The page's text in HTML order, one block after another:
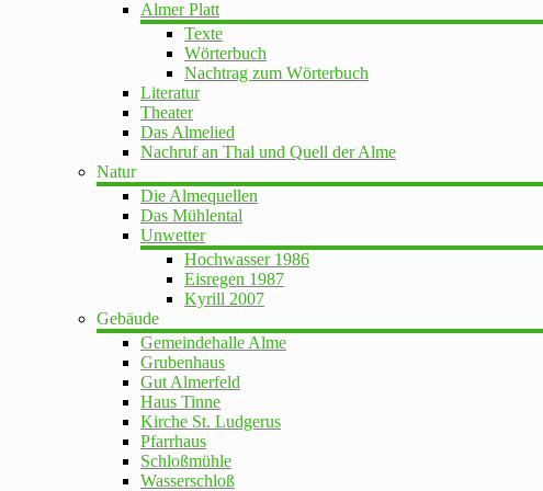
Almer Platt
Texte
Wörterbuch
Nachtrag zum Wörterbuch
Literatur
Theater
Das Almelied
Nachruf an Thal und Quell der Alme
Natur
Die Almequellen
Das Mühlental
Unwetter
Hochwasser 1986
Eisregen 1987
Kyrill 2007
Gebäude
Gemeindehalle Alme
Grubenhaus
Gut Almerfeld
Haus Tinne
Kirche St. Ludgerus
Pfarrhaus
Schloßmühle
Wasserschloß